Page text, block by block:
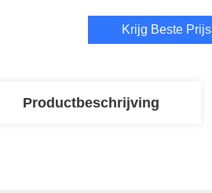
Krijg Beste Prijs
Productbeschrijving